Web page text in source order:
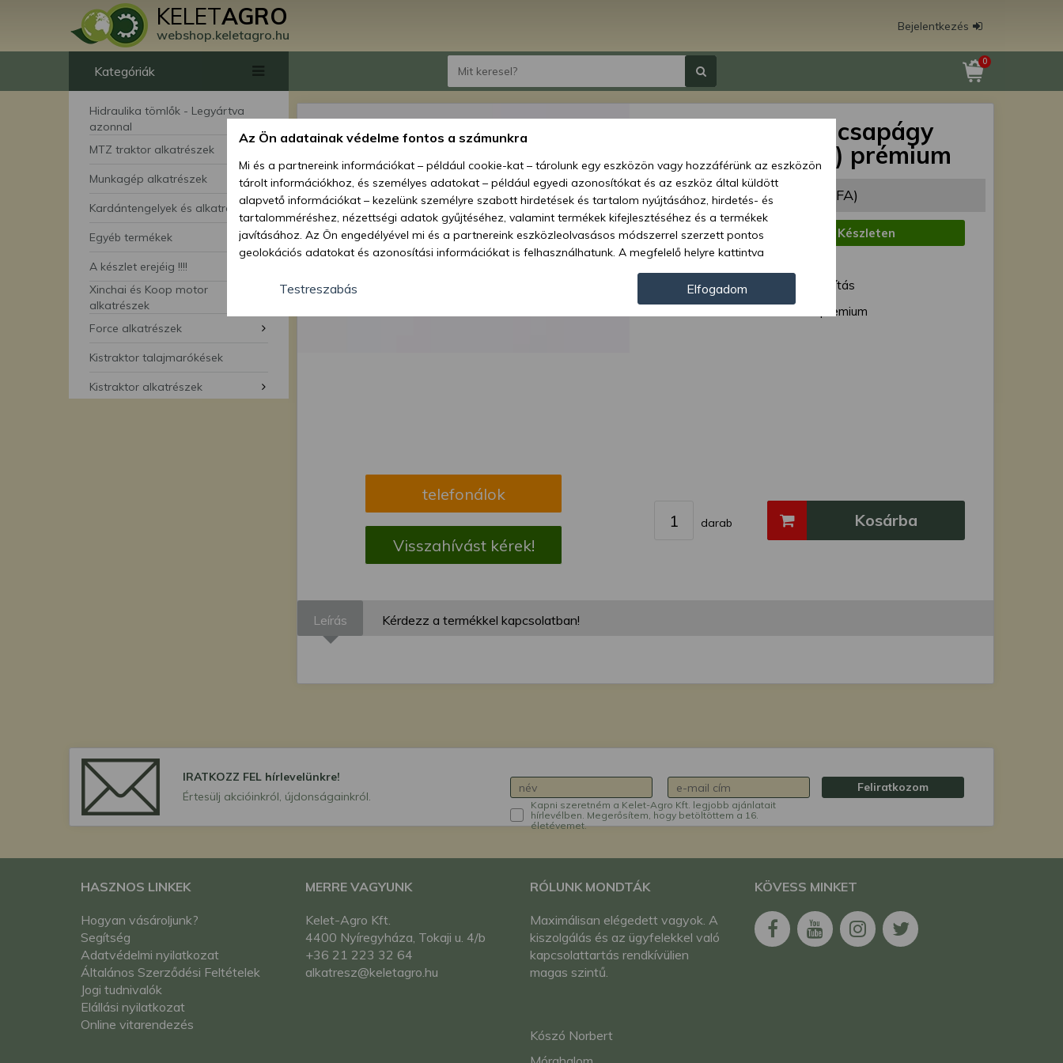
KELETAGRO
webshop.keletagro.hu
Bejelentkezés
Kategóriák
Hidraulika tömlők - Legyártva
azonnal
MTZ traktor alkatrészek
Munkagép alkatrészek
Kardántengelyek és alkatrészei
Egyéb termékek
A készlet erejéig !!!!
Xinchai és Koop motor
alkatrészek
Force alkatrészek
Kistraktor talajmarókések
Kistraktor alkatrészek
0
telefonálok
Visszahívást kérek!
32009 (2007109) csapágy
(MTZ egyenes híd) prémium
Ár: 3 042 Ft (2 395 Ft + ÁFA)
Elérhetőség:
Készleten
Szállítás:
Szállítási mód:
Normál szállítás
2007109 premium
darab Kosárba
Leírás Kérdezz a termékkel kapcsolatban!
IRATKOZZ FEL hírlevelünkre!
Értesülj akcióinkról, újdonságainkról.
Kapni szeretném a Kelet-Agro Kft. legjobb ajánlatait
hírlevélben. Megerősítem, hogy betöltöttem a 16.
életévemet.
Feliratkozom
HASZNOS LINKEK
Hogyan vásároljunk?
Segítség
Adatvédelmi nyilatkozat
Általános Szerződési Feltételek
Jogi tudnivalók
Elállási nyilatkozat
Online vitarendezés
MERRE VAGYUNK
Kelet-Agro Kft.
4400 Nyíregyháza, Tokaji u. 4/b
+36 21 223 32 64
alkatresz@keletagro.hu
RÓLUNK MONDTÁK
Maximálisan elégedett vagyok. A
kiszolgálás és az ügyfelekkel való
kapcsolattartás rendkívülien
magas szintű.
Kószó Norbert
KÖVESS MINKET
Az Ön adatainak védelme fontos a számunkra
Mi és a partnereink információkat – például cookie-kat – tárolunk egy eszközön vagy hozzáférünk az eszközön
tárolt információkhoz, és személyes adatokat – például egyedi azonosítókat és az eszköz által küldött
alapvető információkat – kezelünk személyre szabott hirdetések és tartalom nyújtásához, hirdetés- és
tartalomméréshez, nézettségi adatok gyűjtéséhez, valamint termékek kifejlesztéséhez és a termékek
javításához. Az Ön engedélyével mi és a partnereink eszközleolvasásos módszerrel szerzett pontos
geolokációs adatokat és azonosítási információkat is felhasználhatunk. A megfelelő helyre kattintva
hozzájárulhat ahhoz, hogy mi és a partnereink a fent leírtak szerint adatkezelést végezzünk. Másik
lehetőségként a hozzájárulás megadása vagy elutasítása előtt részletesebb információkhoz juthat, és
megváltoztathatja beállításait. Felhívjuk figyelmét, hogy személyes adatainak bizonyos kezeléséhez nem
feltétlenül szükséges az Ön hozzájárulása, de jogában áll tiltakozni az ilyen jellegű adatkezelés ellen. A
Testreszabás Elfogadom